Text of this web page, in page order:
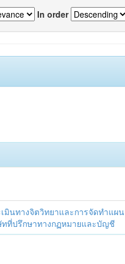
In order
นทางจิตวิทยาและการจัดทำแผน
ที่ปรึกษาทางกฏหมายและบัญชี